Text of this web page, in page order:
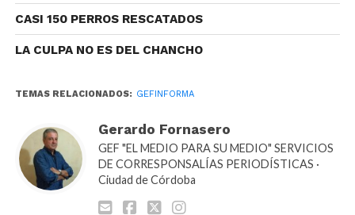
comunicación.
CASI 150 PERROS RESCATADOS
LA CULPA NO ES DEL CHANCHO
TEMAS RELACIONADOS: GEFINFORMA
Gerardo Fornasero
GEF "EL MEDIO PARA SU MEDIO" SERVICIOS
DE CORRESPONSALÍAS PERIODÍSTICAS ·
Ciudad de Córdoba